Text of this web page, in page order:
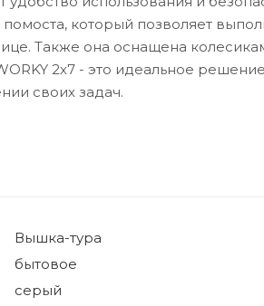
который позволяет
Также она оснащена
2x7 - это идеальное решение
своих задач.
Вышка-тура
бытовое
серый